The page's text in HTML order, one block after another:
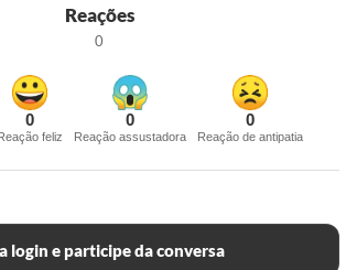
Reações
0
0
Reação feliz
0
Reação assustadora
0
Reação de antipatia
login e participe da conversa